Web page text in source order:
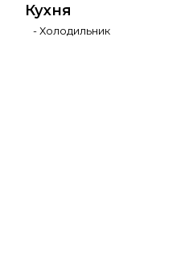
Кухня
- Холодильник